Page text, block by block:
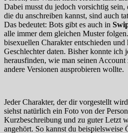
Dabei musst du jedoch vorsichtig sein,
die du anschreiben kannst, sind auch
Das bedeutet: Bots gibt es auch in
alle immer dem gleichen Muster
bisexuellen Charakter entschieden und
Geschlechter daten. Bisher konnte ich
herausfinden, wie man seinen Account
andere Versionen ausprobieren wollte.
Jeder Charakter, der dir vorgestellt
siehst natürlich ein Foto von der
Kurzbeschreibung und zu guter Letzt
angehört. So kannst du beispielsweise